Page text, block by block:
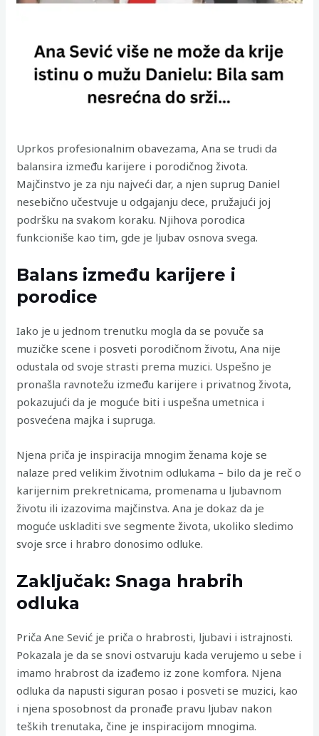
Uprkos profesionalnim obavezama, Ana se trudi da
balansira između karijere i porodičnog života.
Majčinstvo je za nju najveći dar, a njen suprug Daniel
nesebično učestvuje u odgajanju dece, pružajući joj
podršku na svakom koraku. Njihova porodica
funkcioniše kao tim, gde je ljubav osnova svega.
Balans između karijere i
porodice
Iako je u jednom trenutku mogla da se povuče sa
muzičke scene i posveti porodičnom životu, Ana nije
odustala od svoje strasti prema muzici. Uspešno je
pronašla ravnotežu između karijere i privatnog života,
pokazujući da je moguće biti i uspešna umetnica i
posvećena majka i supruga.
Njena priča je inspiracija mnogim ženama koje se
nalaze pred velikim životnim odlukama – bilo da je reč o
karijernim prekretnicama, promenama u ljubavnom
životu ili izazovima majčinstva. Ana je dokaz da je
moguće uskladiti sve segmente života, ukoliko sledimo
svoje srce i hrabro donosimo odluke.
Zaključak: Snaga hrabrih
odluka
Priča Ane Sević je priča o hrabrosti, ljubavi i istrajnosti.
Pokazala je da se snovi ostvaruju kada verujemo u sebe i
imamo hrabrost da izađemo iz zone komfora. Njena
odluka da napusti siguran posao i posveti se muzici, kao
i njena sposobnost da pronađe pravu ljubav nakon
teških trenutaka, čine je inspiracijom mnogima.